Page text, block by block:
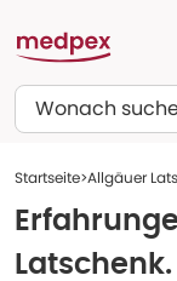
Suchen
Startseite Allgäuer